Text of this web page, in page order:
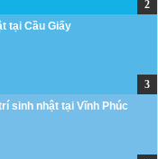
tại Cầu Giấy
sinh nhật tại Vĩnh Phúc